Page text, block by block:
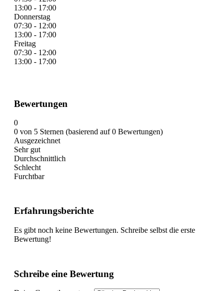
13:00 - 17:00
Donnerstag
07:30 - 12:00
13:00 - 17:00
Freitag
07:30 - 12:00
13:00 - 17:00
Bewertungen
0
0 von 5 Sternen (basierend auf 0 Bewertungen)
Ausgezeichnet
Sehr gut
Durchschnittlich
Schlecht
Furchtbar
Erfahrungsberichte
Es gibt noch keine Bewertungen. Schreibe selbst die erste
Bewertung!
Schreibe eine Bewertung